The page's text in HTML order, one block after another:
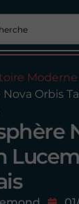
Moderne
Orbis